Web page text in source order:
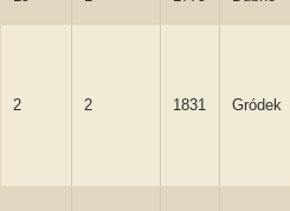
2 2 1831 Gródek